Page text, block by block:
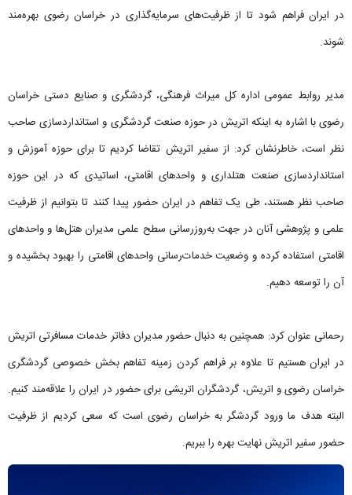
در ایران فراهم شود تا از ظرفیت‌های سرمایه‌گذاری در خراسان رضوی بهره‌مند
شوند.
مدیر روابط عمومی اداره‌ کل میراث فرهنگی، گردشگری و صنایع دستی خراسان
رضوی با اشاره به اینکه اتریش در حوزه صنعت گردشگری و استانداردسازی صاحب‌
نظر است، خاطرنشان کرد: از سفیر اتریش تقاضا کردیم تا برای حوزه آموزش و
استانداردسازی صنعت هتلداری و واحدهای اقامتی، اساتیدی که در این حوزه
صاحب‌ نظر هستند، طی یک تفاهم در ایران حضور پیدا کنند تا بتوانیم از ظرفیت
علمی و پژوهشی آنان در جهت به‌روزرسانی سطح علمی مدیران هتل‌ها و واحدهای
اقامتی استفاده کرده و وضعیت خدمات‌رسانی واحدهای اقامتی را بهبود بخشیده و
آن را توسعه دهیم.
رحمانی عنوان کرد: همچنین به دنبال حضور مدیران دفاتر خدمات مسافرتی اتریش
در ایران هستیم تا علاوه بر فراهم کردن زمینه تفاهم بخش خصوصی گردشگری
خراسان رضوی و اتریش، گردشگران اتریشی برای حضور در ایران را علاقه‌مند کنیم.
البته هدف ما ورود گردشگر به خراسان رضوی است که سعی کردیم از ظرفیت
حضور سفیر اتریش نهایت بهره را ببریم.